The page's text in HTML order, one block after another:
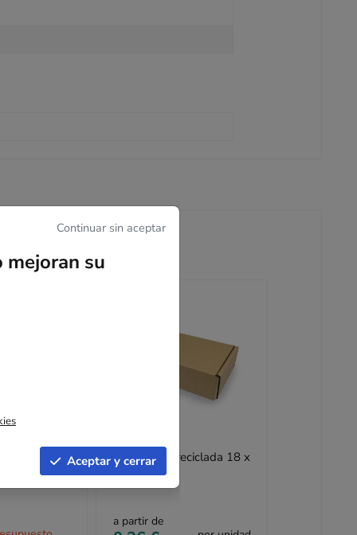
reciclado
Caja postal reciclada 18 x
10 x 5 cm
a partir de
Continuar sin aceptar
mejoran su
Aceptar y cerrar